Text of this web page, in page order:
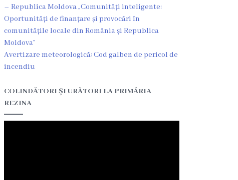
– Republica Moldova „Comunități inteligente:
Oportunități de finanțare și provocări în
comunitățile locale din România și Republica
Moldova”
Avertizare meteorologică: Cod galben de pericol de
incendiu
COLINDĂTORI ȘI URĂTORI LA PRIMĂRIA
REZINA